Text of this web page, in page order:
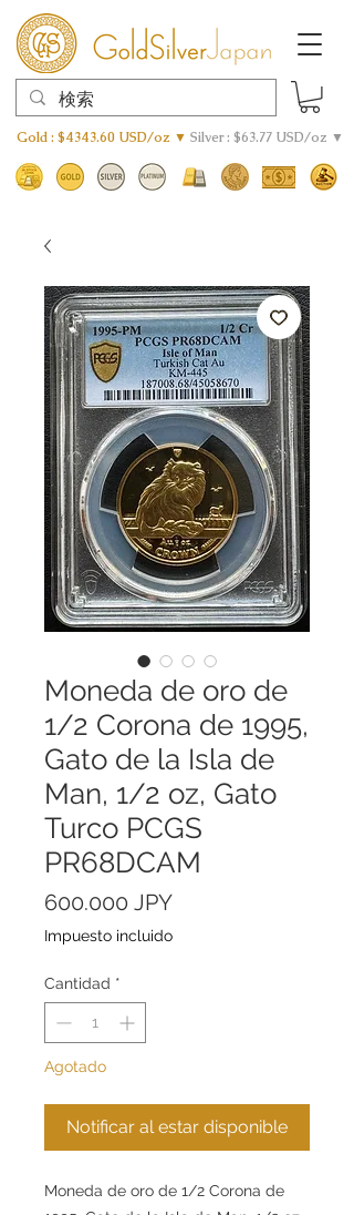
Gold : $4343.60 USD/oz ▼ Silver : $63.77 USD/oz ▼
Moneda de oro de
1/2 Corona de 1995,
Gato de la Isla de
Man, 1/2 oz, Gato
Turco PCGS
PR68DCAM
600.000 JPYPrecio
Impuesto incluido
Cantidad *
Agotado
Notificar al estar disponible
Moneda de oro de 1/2 Corona de